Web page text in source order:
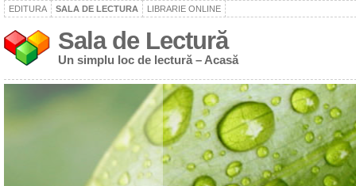
EDITURA SALA DE LECTURA LIBRARIE ONLINE
Sala de Lectură
Un simplu loc de lectură – Acasă